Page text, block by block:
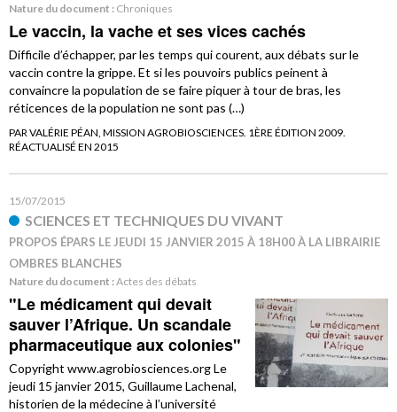
Nature du document : Chroniques
Le vaccin, la vache et ses vices cachés
Difficile d’échapper, par les temps qui courent, aux débats sur le
vaccin contre la grippe. Et si les pouvoirs publics peinent à
convaincre la population de se faire piquer à tour de bras, les
réticences de la population ne sont pas (…)
PAR VALÉRIE PÉAN, MISSION AGROBIOSCIENCES. 1ÈRE ÉDITION 2009.
RÉACTUALISÉ EN 2015
15/07/2015
SCIENCES ET TECHNIQUES DU VIVANT
PROPOS ÉPARS LE JEUDI 15 JANVIER 2015 À 18H00 À LA LIBRAIRIE
OMBRES BLANCHES
Nature du document :Actes des débats
"Le médicament qui devait
sauver l’Afrique. Un scandale
pharmaceutique aux colonies"
Copyright www.agrobiosciences.org Le
jeudi 15 janvier 2015, Guillaume Lachenal,
historien de la médecine à l’université